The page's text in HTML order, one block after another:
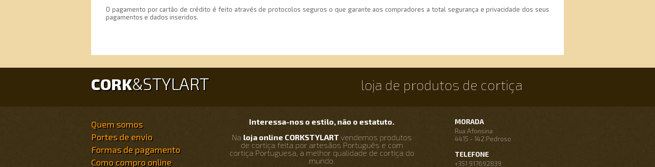
O pagamento por cartão de crédito é feito através de protocolos seguros o que garante aos compradores a total segurança e privacidade dos seus
pagamentos e dados inseridos.
CORK&STYLART loja de produtos de cortiça
Quem somos
Portes de envio
Formas de pagamento
Como compro online
Interessa-nos o estilo, não o estatuto.
Na loja online CORKSTYLART vendemos produtos
de cortiça feita por artesãos Português e com
cortiça Portuguesa, a melhor qualidade de cortiça do
mundo.
MORADA
Rua Afonsina
4415 - 142 Pedroso
TELEFONE
+351 917692839